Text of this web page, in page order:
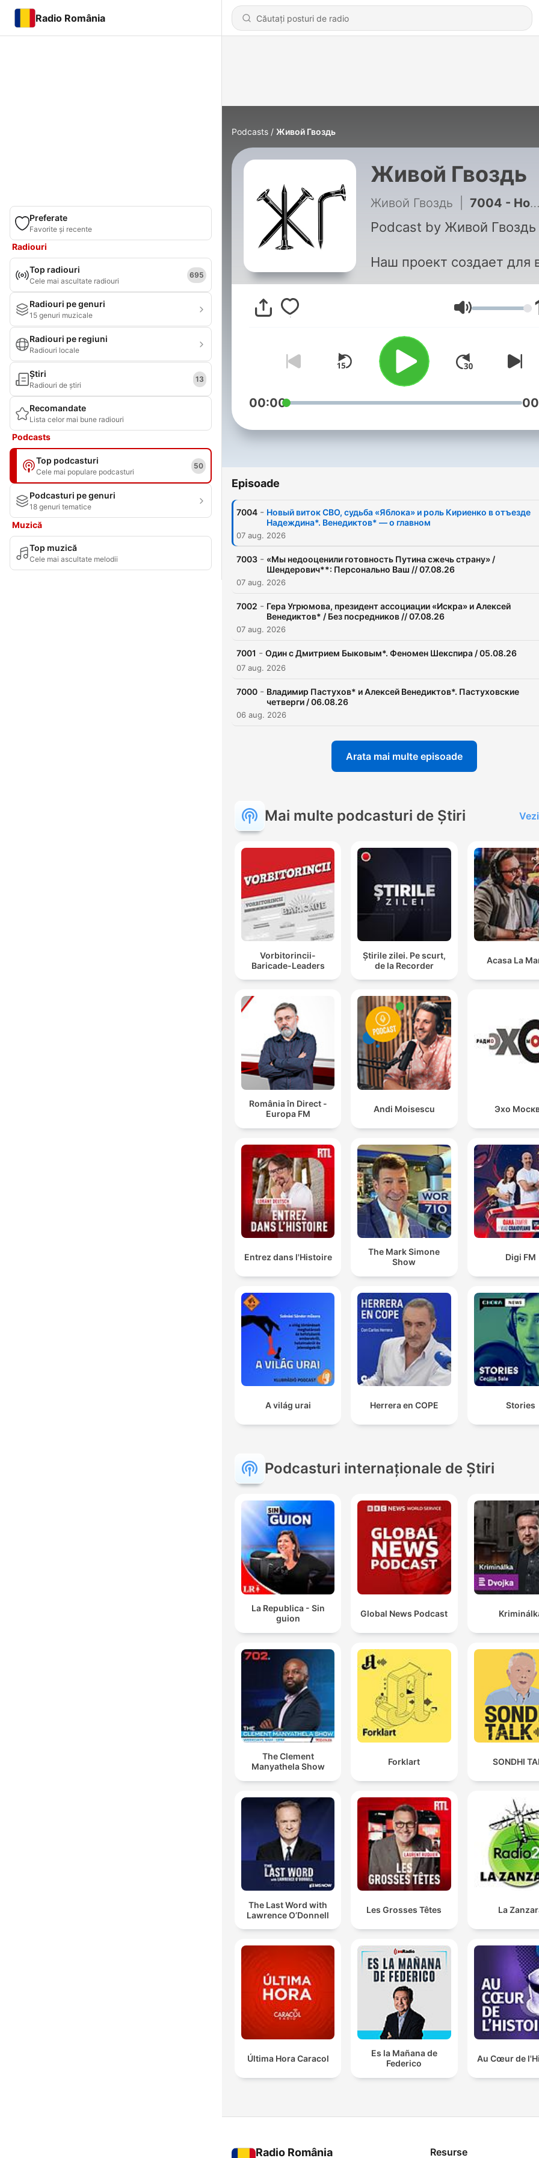
Radio România
Preferate
Favorite și recente
Radiouri
Top radiouri
Cele mai ascultate radiouri
695
Radiouri pe genuri
15 genuri muzicale
Radiouri pe regiuni
Radiouri locale
Știri
Radiouri de știri
13
Recomandate
Lista celor mai bune radiouri
Podcasts
Top podcasturi
Cele mai populare podcasturi
50
Podcasturi pe genuri
18 genuri tematice
Muzică
Top muzică
Cele mai ascultate melodii
Podcasts Живой Гвоздь
Живой Гвоздь
Живой Гвоздь 7004 - Новый виток СВО, судьба «Яблока» и роль Кириенко в отъезде Надеждина*. Венедиктов* — о главном
Podcast by Живой Гвоздь
Наш проект создает для
собираем в одном месте
мнения политологов,
других экспертов. О
политике, экономике,
событиях в мире и
Как поступить с
Ответят гости наших
Также смотрите нас на
https://
Volum
00:00
Episoade
7004 - Новый виток СВО, судьба «Яблока» и роль Кириенко в отъезде
Надеждина*. Венедиктов* — о главном
07 aug. 2026
7003 - «Мы недооценили готовность Путина сжечь страну» /
Шендерович**: Персонально Ваш // 07.08.26
07 aug. 2026
7002 - Гера Угрюмова, президент ассоциации «Искра» и Алексей
Венедиктов* / Без посредников // 07.08.26
07 aug. 2026
7001 - Один с Дмитрием Быковым*. Феномен Шекспира / 05.08.26
07 aug. 2026
7000 - Владимир Пастухов* и Алексей Венедиктов*. Пастуховские
четверги / 06.08.26
06 aug. 2026
Arata mai multe episoade
Mai multe podcasturi de Știri
Vorbitorincii-
Baricade-Leaders
Știrile zilei. Pe scurt,
de la Recorder
Acasa La
România în Direct -
Europa FM
Andi Moisescu Эхо
Entrez dans l'Histoire
The Mark Simone
Show
Digi FM
A világ urai Herrera en COPE Stories
Podcasturi internaționale de Știri
La Republica - Sin
guion
Global News Podcast
The Clement
Manyathela Show
Forklart SONDHI
The Last Word with
Lawrence O’Donnell
Les Grosses Têtes La
Última Hora Caracol
Es la Mañana de
Federico
Au Cœur de
Radio România Resurse